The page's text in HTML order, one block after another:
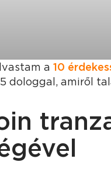
a 10
dologgal, amiről